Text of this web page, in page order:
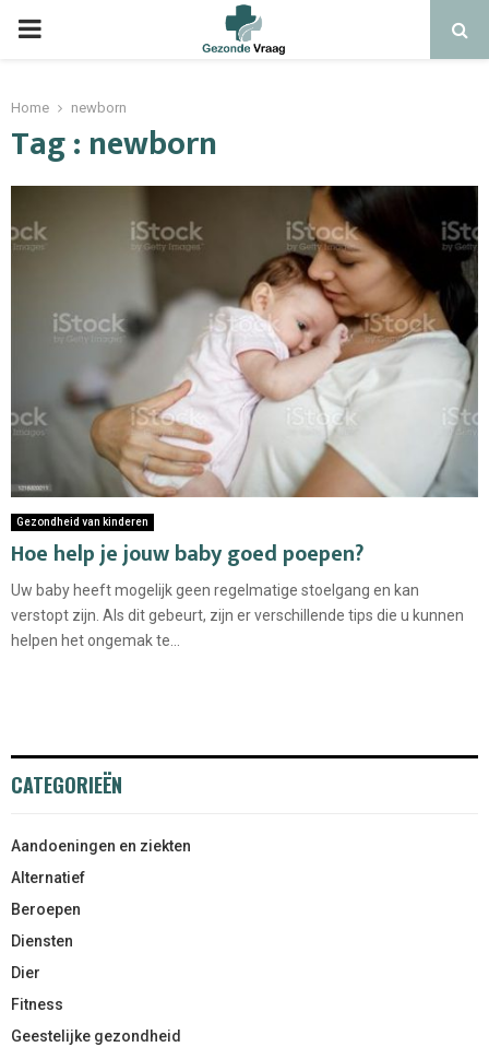
Home newborn
Tag : newborn
Gezondheid van kinderen
Hoe help je jouw baby goed poepen?
Uw baby heeft mogelijk geen regelmatige stoelgang en kan
verstopt zijn. Als dit gebeurt, zijn er verschillende tips die u kunnen
helpen het ongemak te...
CATEGORIEËN
Aandoeningen en ziekten
Alternatief
Beroepen
Diensten
Dier
Fitness
Geestelijke gezondheid